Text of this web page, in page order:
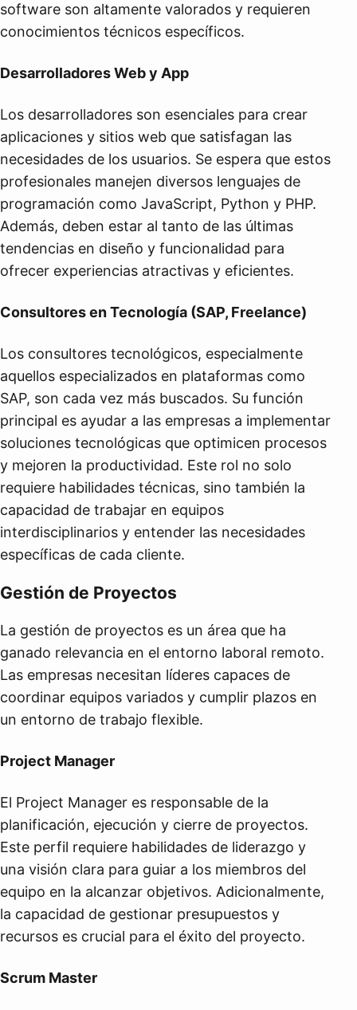
software son altamente valorados y requieren
conocimientos técnicos específicos.
Desarrolladores Web y App
Los desarrolladores son esenciales para crear
aplicaciones y sitios web que satisfagan las
necesidades de los usuarios. Se espera que estos
profesionales manejen diversos lenguajes de
programación como JavaScript, Python y PHP.
Además, deben estar al tanto de las últimas
tendencias en diseño y funcionalidad para
ofrecer experiencias atractivas y eficientes.
Consultores en Tecnología (SAP, Freelance)
Los consultores tecnológicos, especialmente
aquellos especializados en plataformas como
SAP, son cada vez más buscados. Su función
principal es ayudar a las empresas a implementar
soluciones tecnológicas que optimicen procesos
y mejoren la productividad. Este rol no solo
requiere habilidades técnicas, sino también la
capacidad de trabajar en equipos
interdisciplinarios y entender las necesidades
específicas de cada cliente.
Gestión de Proyectos
La gestión de proyectos es un área que ha
ganado relevancia en el entorno laboral remoto.
Las empresas necesitan líderes capaces de
coordinar equipos variados y cumplir plazos en
un entorno de trabajo flexible.
Project Manager
El Project Manager es responsable de la
planificación, ejecución y cierre de proyectos.
Este perfil requiere habilidades de liderazgo y
una visión clara para guiar a los miembros del
equipo en la alcanzar objetivos. Adicionalmente,
la capacidad de gestionar presupuestos y
recursos es crucial para el éxito del proyecto.
Scrum Master